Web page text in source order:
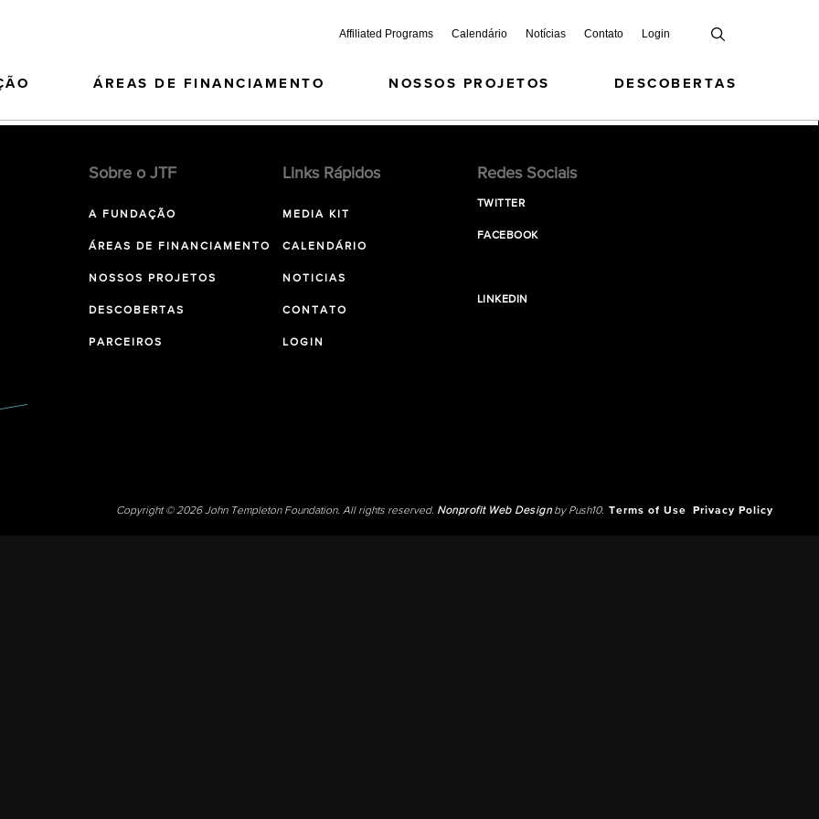
Affiliated Programs Calendário Notícias Contato Login
ÁREAS DE FINANCIAMENTO NOSSOS PROJETOS DESCOBERTAS
Sobre o JTF
A FUNDAÇÃO
ÁREAS DE FINANCIAMENTO
NOSSOS PROJETOS
DESCOBERTAS
PARCEIROS
Links Rápidos
MEDIA KIT
CALENDÁRIO
NOTICIAS
CONTATO
LOGIN
Redes Sociais
TWITTER
FACEBOOK
LINKEDIN
Copyright © 2026 John Templeton Foundation. All rights reserved. Nonprofit Web Designby Push10. Terms of Use Privacy Policy